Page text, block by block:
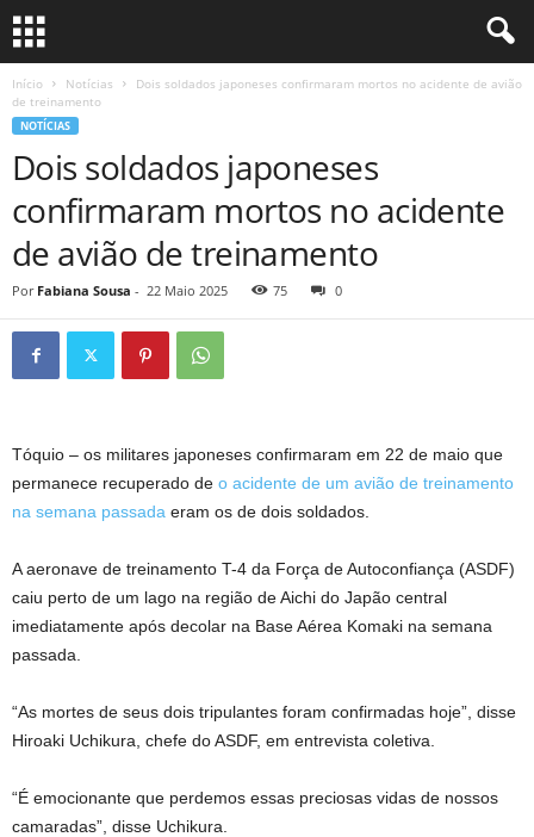
Início Notícias
Dois soldados japoneses confirmaram mortos no acidente de avião
de treinamento
NOTÍCIAS
Dois soldados japoneses
confirmaram mortos no acidente
de avião de treinamento
Por Fabiana Sousa - 22 Maio 2025 75 0
Tóquio – os militares japoneses confirmaram em 22 de maio que
permanece recuperado de o acidente de um avião de treinamento
na semana passada eram os de dois soldados.
A aeronave de treinamento T-4 da Força de Autoconfiança (ASDF)
caiu perto de um lago na região de Aichi do Japão central
imediatamente após decolar na Base Aérea Komaki na semana
passada.
“As mortes de seus dois tripulantes foram confirmadas hoje”, disse
Hiroaki Uchikura, chefe do ASDF, em entrevista coletiva.
“É emocionante que perdemos essas preciosas vidas de nossos
camaradas”, disse Uchikura.